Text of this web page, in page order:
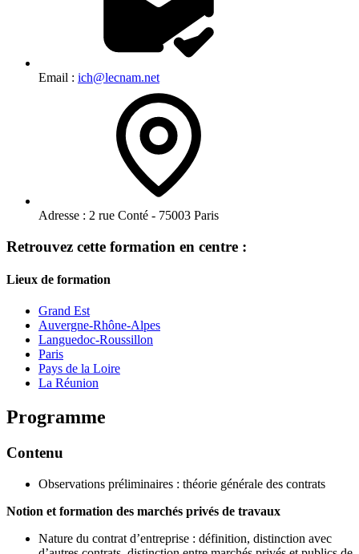
Email : ich@lecnam.net
Adresse : 2 rue Conté - 75003 Paris
Retrouvez cette formation en centre :
Lieux de formation
Grand Est
Auvergne-Rhône-Alpes
Languedoc-Roussillon
Paris
Pays de la Loire
La Réunion
Programme
Contenu
Observations préliminaires : théorie générale des contrats
Notion et formation des marchés privés de travaux
Nature du contrat d’entreprise : définition, distinction avec